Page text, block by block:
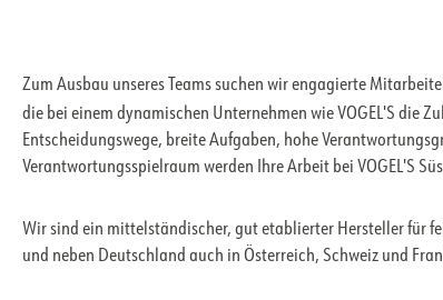
Zum Ausbau unseres Teams suchen wir engagierte
die bei einem dynamischen Unternehmen wieVOGEL'S die
Entscheidungswege, breite Aufgaben, hohe
Verantwortungsspielraum werden Ihre Arbeit bei VOGEL'S
Wir sind ein mittelständischer, gut etablierter Hersteller für
und neben Deutschland auch in Österreich, Schweiz und